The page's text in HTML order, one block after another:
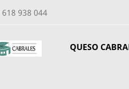
618 938 044
QUESO